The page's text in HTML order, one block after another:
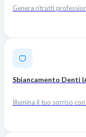
Genera ritratti
Sbiancamento Denti
Illumina il tuo sorriso